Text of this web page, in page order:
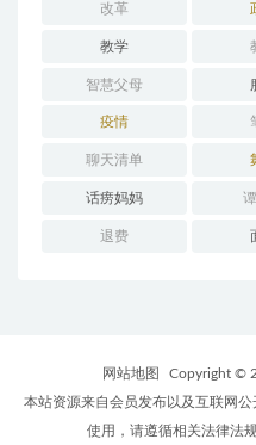
改革
教学
智慧父母
疫情
聊天清单
话痨妈妈
退费
网站地图 Copyright ©
本站资源来自会员发布以及互联网
使用，请遵循相关法律法